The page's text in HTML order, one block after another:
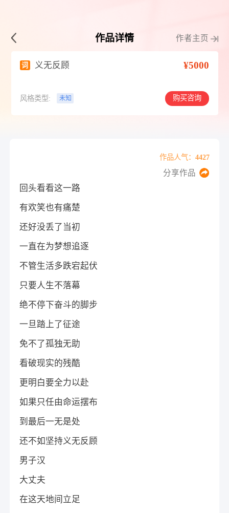
作品详情 作者主页
词 义无反顾 ¥5000
风格类型: 未知 购买咨询
作品人气：4427
分享作品
回头看看这一路
有欢笑也有痛楚
还好没丢了当初
一直在为梦想追逐
不管生活多跌宕起伏
只要人生不落幕
绝不停下奋斗的脚步
一旦踏上了征途
免不了孤独无助
看破现实的残酷
更明白要全力以赴
如果只任由命运摆布
到最后一无是处
还不如坚持义无反顾
男子汉
大丈夫
在这天地间立足